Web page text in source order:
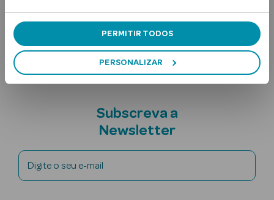
PERMITIR TODOS
PERSONALIZAR
Corpo
Nota adicional
Subscreva a
Newsletter
Digite o seu e-mail